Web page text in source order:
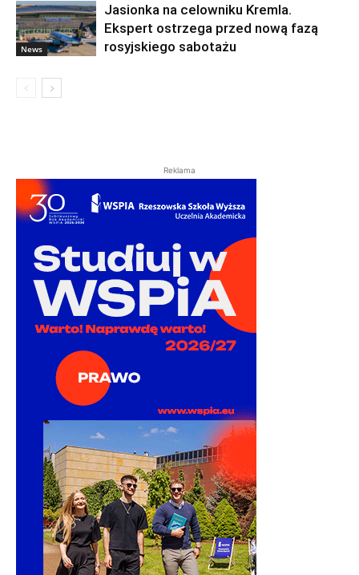
News
Jasionka na celowniku Kremla.
Ekspert ostrzega przed nową fazą
rosyjskiego sabotażu
Reklama